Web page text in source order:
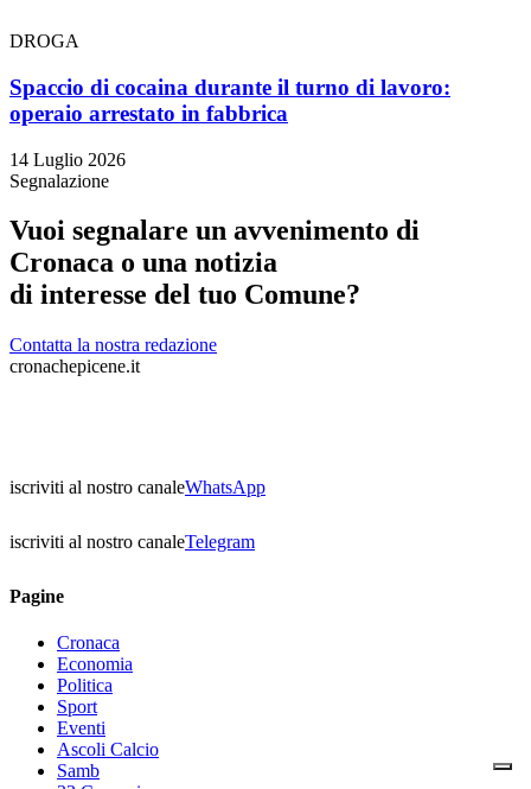
DROGA
Spaccio di cocaina durante il turno di lavoro:
operaio arrestato in fabbrica
14 Luglio 2026
Segnalazione
Vuoi segnalare un avvenimento di
Cronaca o una notizia
di interesse del tuo Comune?
Contatta la nostra redazione
cronachepicene.it
iscriviti al nostro canaleWhatsApp
iscriviti al nostro canaleTelegram
Pagine
Cronaca
Economia
Politica
Sport
Eventi
Ascoli Calcio
Samb